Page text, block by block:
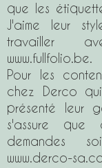
que les
J'aime leur
travailler
www.fullfolio.be
Pour les
chez Derco
présenté leur
s'assure que
demandes
www.derco-